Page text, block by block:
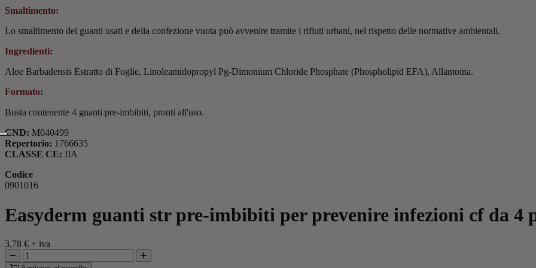
Smaltimento:
Lo smaltimento dei guanti usati e della confezione vuota può avvenire tramite i rifiuti urbani, nel rispetto delle normative ambientali.
Ingredienti:
Aloe Barbadensis Estratto di Foglie, Linoleamidopropyl Pg-Dimonium Chloride Phosphate (Phospholipid EFA), Allantoina.
Formato:
Busta contenente 4 guanti pre-imbibiti, pronti all'uso.
CND: M040499
Repertorio: 1766635
CLASSE CE: IIA
Codice
0901016
Easyderm guanti str pre-imbibiti per prevenire infezioni cf da 4
3,78 € + iva